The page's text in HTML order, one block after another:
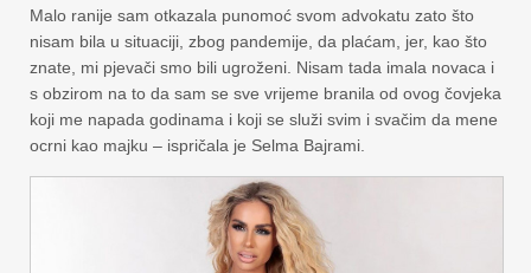
Malo ranije sam otkazala punomoć svom advokatu zato što
nisam bila u situaciji, zbog pandemije, da plaćam, jer, kao što
znate, mi pjevači smo bili ugroženi. Nisam tada imala novaca i
s obzirom na to da sam se sve vrijeme branila od ovog čovjeka
koji me napada godinama i koji se služi svim i svačim da mene
ocrni kao majku – ispričala je Selma Bajrami.